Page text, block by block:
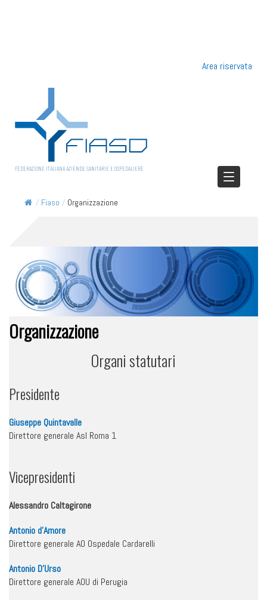
Area riservata
FEDERAZIONE ITALIANA AZIENDE SANITARIE E OSPEDALIERE
/ Fiaso / Organizzazione
Organizzazione
Organi statutari
Presidente
Giuseppe Quintavalle
Direttore generale Asl Roma 1
Vicepresidenti
Alessandro Caltagirone
Antonio d’Amore
Direttore generale AO Ospedale Cardarelli
Antonio D’Urso
Direttore generale AOU di Perugia